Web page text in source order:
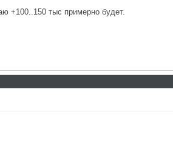
+100..150 тыс примерно будет.